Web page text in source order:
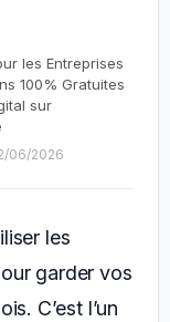
les Entreprises
100% Gratuites
sur
06/2026
les
garder vos
C’est l’un